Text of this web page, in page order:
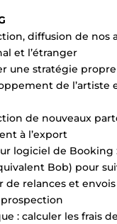
diffusion de nos
et l’étranger
une stratégie propre
de l’artiste
de nouveaux
à l’export
logiciel de Booking
Bob) pour
de relances et
: calculer les frais de